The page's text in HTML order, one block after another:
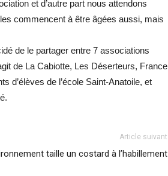
et d’autre part nous attendons
commencent à être âgées aussi, mais
de le partager entre 7 associations
de La Cabiotte, Les Déserteurs, France
d’élèves de l’école Saint-Anatoile, et
Article suivant
taille un costard à l’habillement